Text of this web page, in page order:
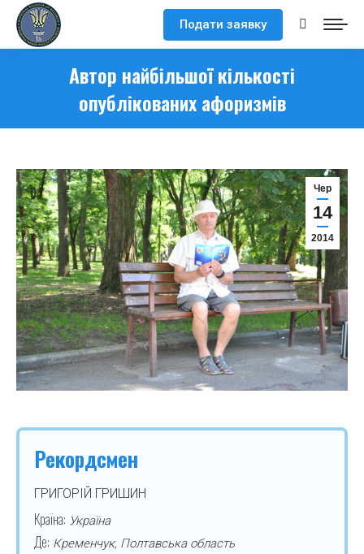
Подати заявку Search:
Автор найбільшої кількості
опублікованих афоризмів
Чер
14
2014
Рекордсмен
ГРИГОРІЙ ГРИШИН
Країна: Україна
Де: Кременчук, Полтавська область